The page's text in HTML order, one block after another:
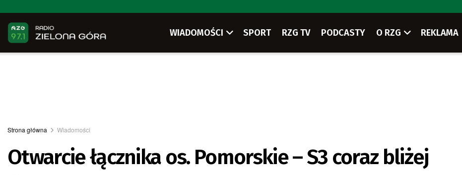
WIADOMOŚCI SPORT RZG TV PODCASTY O RZG REKLAMA
Strona główna Wiadomości
Otwarcie łącznika os. Pomorskie – S3 coraz bliżej